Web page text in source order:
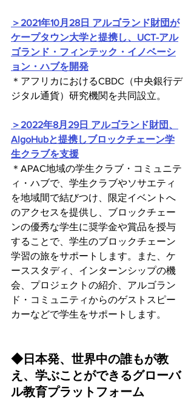
＞2021年10月28日 アルゴランド財団が
ケープタウン大学と提携し、UCT-アル
ゴランド・フィンテック・イノベーシ
ョン・ハブを開発
＊アフリカにおけるCBDC（中央銀行デ
ジタル通貨）研究機関を共同設立。
＞2022年8月29日 アルゴランド財団、
AlgoHubと提携しブロックチェーン学
生クラブを支援
＊APAC地域の学生クラブ・コミュニテ
ィ・ハブで、学生クラブやソサエティ
を地域間で結びつけ、限定イベントへ
のアクセスを提供し、ブロックチェー
ンの優秀な学生に奨学金や賞品を授与
することで、学生のブロックチェーン
学習の旅をサポートします。また、ケ
ーススタディ、インターンシップの機
会、プロジェクトの紹介、アルゴラン
ド・コミュニティからのゲストスピー
カーなどで学生をサポートします。
◆日本発、世界中の誰もが教
え、学ぶことができるグローバ
ル教育プラットフォーム